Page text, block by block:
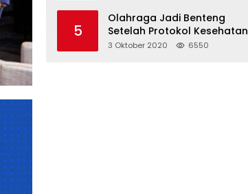
5
Olahraga Jadi Benteng
Setelah Protokol Kesehatan
3 Oktober 2020 6550